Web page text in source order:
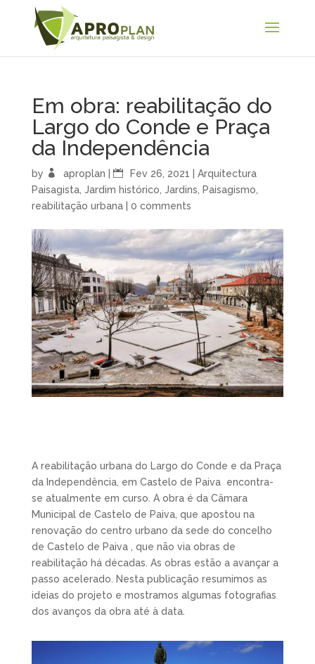
Em obra: reabilitação do
Largo do Conde e Praça
da Independência
by aproplan Fev 26, 2021
Arquitectura
Paisagista, Jardim histórico Jardins Paisagismo
reabilitação urbana| 0 comments
A reabilitação urbana do Largo do Conde e da Praça
da Independência, em Castelo de Paiva encontra-
se atualmente em curso. A obra é da Câmara
Municipal de Castelo de Paiva, que apostou na
renovação do centro urbano da sede do concelho
de Castelo de Paiva , que não via obras de
reabilitação há décadas. As obras estão a avançar a
passo acelerado. Nesta publicação resumimos as
ideias do projeto e mostramos algumas fotografias
dos avanços da obra até à data.